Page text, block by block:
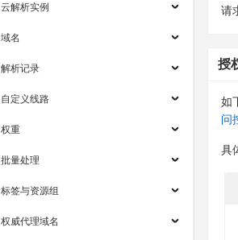
云解析实例
域名
解析记录
自定义线路
权重
批量处理
标签与资源组
权威代理域名
请
授
如
问
具